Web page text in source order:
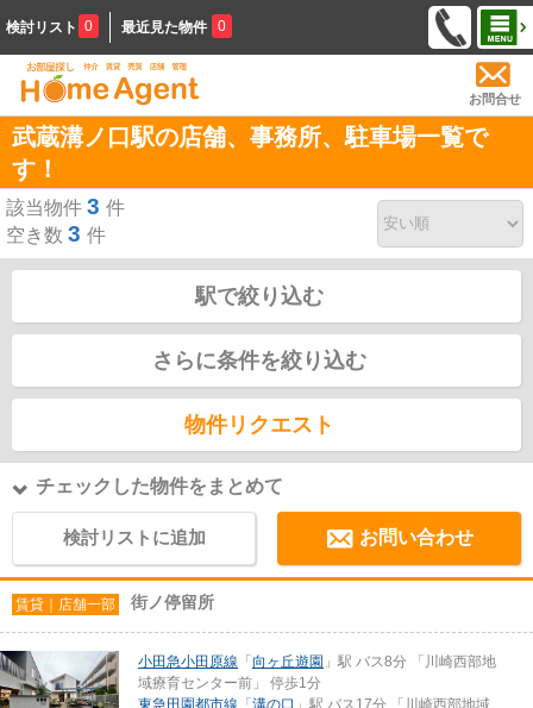
検討リスト 0 最近見た物件 0
お問合せ
武蔵溝ノ口駅の店舗、事務所、駐車場一覧で
す！
該当物件 3 件
空き数 3 件
駅で絞り込む
さらに条件を絞り込む
物件リクエスト
チェックした物件をまとめて
検討リストに追加 お問い合わせ
賃貸｜店舗一部 街ノ停留所
小田急小田原線 「 向ヶ丘遊園 」駅 バス8分 「川崎西部地
域療育センター前」 停歩1分
東急田園都市線 「 溝の口 」駅 バス17分 「川崎西部地域